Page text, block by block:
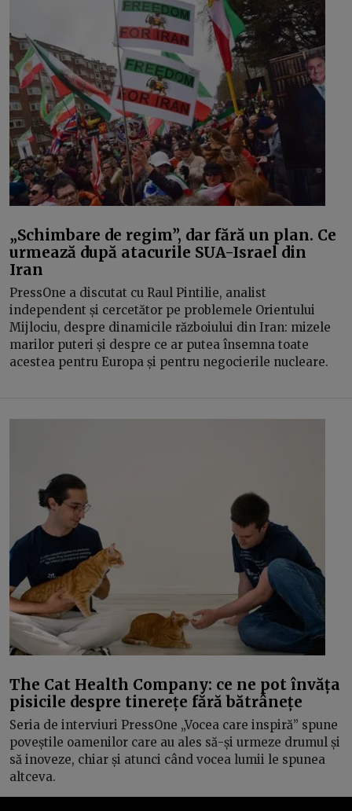
„Schimbare de regim”, dar fără un plan. Ce
urmează după atacurile SUA-Israel din
Iran
PressOne a discutat cu Raul Pintilie, analist
independent și cercetător pe problemele Orientului
Mijlociu, despre dinamicile războiului din Iran: mizele
marilor puteri și despre ce ar putea însemna toate
acestea pentru Europa și pentru negocierile nucleare.
The Cat Health Company: ce ne pot învăța
pisicile despre tinerețe fără bătrânețe
Seria de interviuri PressOne „Vocea care inspiră” spune
poveștile oamenilor care au ales să-și urmeze drumul și
să inoveze, chiar și atunci când vocea lumii le spunea
altceva.